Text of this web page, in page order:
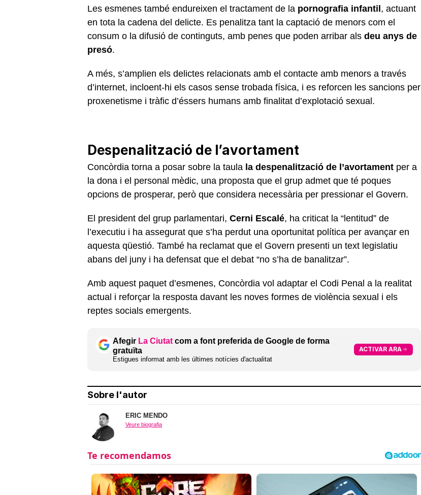
Les esmenes també endureixen el tractament de la pornografia infantil, actuant
en tota la cadena del delicte. Es penalitza tant la captació de menors com el
consum o la difusió de continguts, amb penes que poden arribar als deu anys de
presó.
A més, s’amplien els delictes relacionats amb el contacte amb menors a través
d’internet, incloent-hi els casos sense trobada física, i es reforcen les sancions per
proxenetisme i tràfic d’éssers humans amb finalitat d’explotació sexual.
Despenalització de l’avortament
Concòrdia torna a posar sobre la taula la despenalització de l’avortament per a
la dona i el personal mèdic, una proposta que el grup admet que té poques
opcions de prosperar, però que considera necessària per pressionar el Govern.
El president del grup parlamentari, Cerni Escalé, ha criticat la “lentitud” de
l’executiu i ha assegurat que s’ha perdut una oportunitat política per avançar en
aquesta qüestió. També ha reclamat que el Govern presenti un text legislatiu
abans del juny i ha defensat que el debat “no s’ha de banalitzar”.
Amb aquest paquet d’esmenes, Concòrdia vol adaptar el Codi Penal a la realitat
actual i reforçar la resposta davant les noves formes de violència sexual i els
reptes socials emergents.
Afegir La Ciutat com a font preferida de Google de forma
gratuïta
Estigues informat amb les últimes notícies d'actualitat
ACTIVAR ARA
Sobre l'autor
ERIC MENDO
Veure biografia